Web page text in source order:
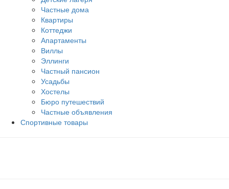
Частные дома
Квартиры
Коттеджи
Апартаменты
Виллы
Эллинги
Частный пансион
Усадьбы
Хостелы
Бюро путешествий
Частные объявления
Спортивные товары